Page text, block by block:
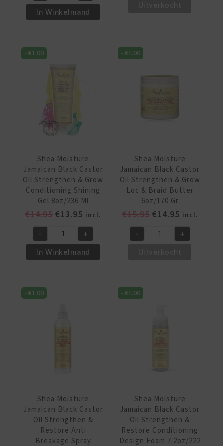
€17.95.€14.95.
Moisture
Jamaican
Castor
Oil
Strengthen
Restore
Leave-
Conditioner
gr
aantal
In Winkelmand
Oil
Hair
-€1.00
Shea Moisture
Jamaican Black Castor
Oil Strengthen & Grow
Conditioning Shining
Gel 8oz/236 Ml
€14.95 Oorspronkelijke
was:
€14.95.
€13.95 Huidige
prijs
is:
€13.95.
incl.
Shea
Moisture
Jamaican
Castor
Oil
Conditioning
Ml
aantal
- +
In Winkelmand
-€1.00
Shea Moisture
Jamaican Black Castor
Oil Strengthen & Grow
Loc & Braid Butter
6oz/170 Gr
€15.95 Oorspronkelijke
was:
€14.95Huidige
prijs
is:
incl.
Shea
Castor
Oil
6oz/170
Gr
aantal
- +
-€1.00
Shea Moisture
Jamaican Black Castor
Oil Strengthen &
Restore Anti
Breakage Spray
-€1.00
Shea Moisture
Jamaican Black Castor
Oil Strengthen &
Restore Conditioning
Design Foam 7.2oz/222